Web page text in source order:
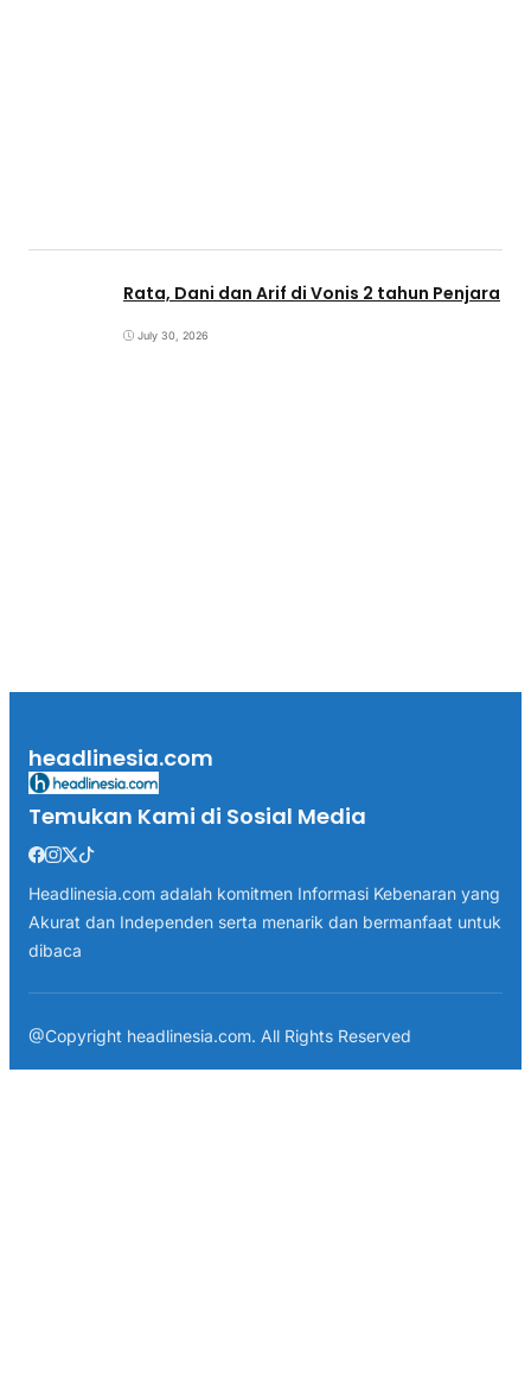
Rata, Dani dan Arif di Vonis 2 tahun Penjara
July 30, 2026
headlinesia.com
Temukan Kami di Sosial Media
Headlinesia.com adalah komitmen Informasi Kebenaran yang
Akurat dan Independen serta menarik dan bermanfaat untuk
dibaca
@Copyright headlinesia.com. All Rights Reserved